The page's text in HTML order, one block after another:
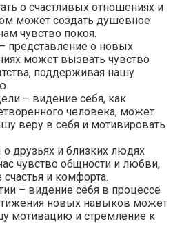
о счастливых отношениях и
может создать душевное
чувство покоя.
представление о новых
может вызвать чувство
поддерживая нашу
– видение себя, как
человека, может
веру в себя и мотивировать
друзьях и близких людях
чувство общности и любви,
и комфорта.
– видение себя в процессе
новых навыков может
мотивацию и стремление к